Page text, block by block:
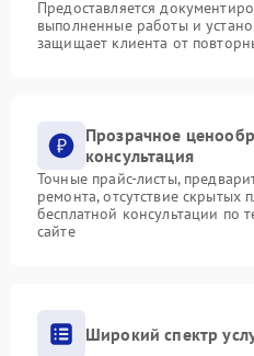
Предоставляется
выполненные работы и
защищает клиента от
Прозрачное
консультация
Точные прайс-листы,
ремонта, отсутствие скрытых
бесплатной консультации по
сайте
Широкий спектр